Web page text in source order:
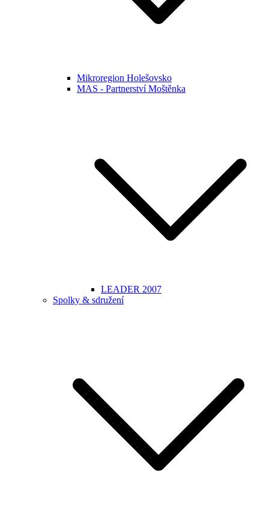
Mikroregion Holešovsko
MAS - Partnerství Moštěnka
LEADER 2007
Spolky & sdružení